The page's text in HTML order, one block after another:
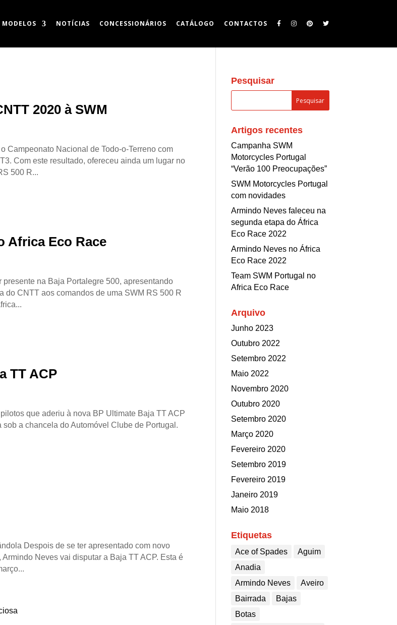
MODELOS NOTÍCIAS CONCESSIONÁRIOS CATÁLOGO CONTACTOS
2020 à SWM
Campeonato Nacional de Todo-o-Terreno com
Com este resultado, ofereceu ainda um lugar no
500 R...
Africa Eco Race
na Baja Portalegre 500, apresentando
do CNTT aos comandos de uma SWM RS 500 R
TT ACP
que aderiu à nova BP Ultimate Baja TT ACP
a chancela do Automóvel Clube de Portugal.
Despois de se ter apresentado com novo
Neves vai disputar a Baja TT ACP. Esta é
Pesquisar
Artigos recentes
Campanha SWM
Motorcycles Portugal
“Verão 100 Preocupações”
SWM Motorcycles Portugal
com novidades
Armindo Neves faleceu na
segunda etapa do África
Eco Race 2022
Armindo Neves no África
Eco Race 2022
Team SWM Portugal no
Africa Eco Race
Arquivo
Junho 2023
Outubro 2022
Setembro 2022
Maio 2022
Novembro 2020
Outubro 2020
Setembro 2020
Março 2020
Fevereiro 2020
Setembro 2019
Fevereiro 2019
Janeiro 2019
Maio 2018
Etiquetas
Ace of Spades
Aguim
Anadia
Armindo Neves
Aveiro
Bairrada
Bajas
Botas